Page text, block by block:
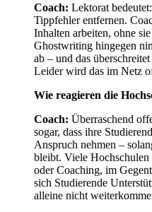
Coach: Lektorat
Tippfehler entfernen.
Inhalten arbeiten, ohne
Ghostwriting hingegen
ab – und das
Leider wird das im Netz
Wie reagieren die
Coach: Überraschend
sogar, dass ihre
Anspruch nehmen –
bleibt. Viele Hochschulen
oder Coaching, im
sich Studierende
alleine nicht